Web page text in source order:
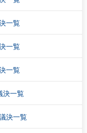
一覧
一覧
一覧
決一覧
決一覧